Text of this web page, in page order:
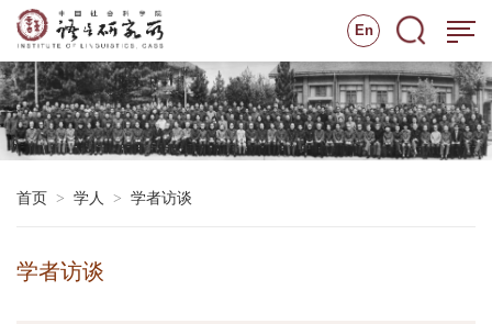
En
首页 > 学人 > 学者访谈
学者访谈